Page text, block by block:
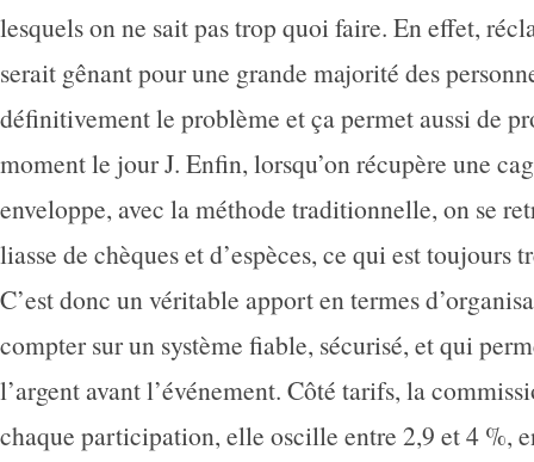
lesquels on ne sait pas trop quoi faire. En effet,
serait gênant pour une grande majorité des
définitivement le problème et ça permet aussi de
moment le jour J. Enfin, lorsqu’on récupère une
enveloppe, avec la méthode traditionnelle, on se
liasse de chèques et d’espèces, ce qui est toujours
C’est donc un véritable apport en termes
compter sur un système fiable, sécurisé, et qui
l’argent avant l’événement. Côté tarifs, la
chaque participation, elle oscille entre 2,9 et 4 %,